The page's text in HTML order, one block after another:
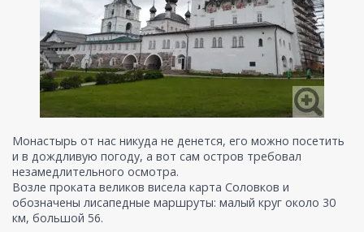
Монастырь от нас никуда не денется, его можно посетить
и в дождливую погоду, а вот сам остров требовал
незамедлительного осмотра.
Возле проката великов висела карта Соловков и
обозначены лисапедные маршруты: малый круг около 30
км, большой 56.